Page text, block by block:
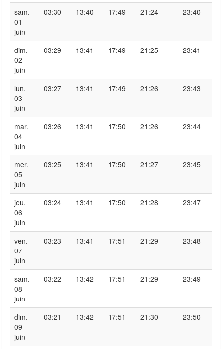
sam.
01
juin
03:30 13:40 17:49 21:24 23:40
dim.
02
juin
03:29 13:41 17:49 21:25 23:41
lun.
03
juin
03:27 13:41 17:49 21:26 23:43
mar.
04
juin
03:26 13:41 17:50 21:26 23:44
mer.
05
juin
03:25 13:41 17:50 21:27 23:45
jeu.
06
juin
03:24 13:41 17:50 21:28 23:47
ven.
07
juin
03:23 13:41 17:51 21:29 23:48
sam.
08
juin
03:22 13:42 17:51 21:29 23:49
dim.
09
juin
03:21 13:42 17:51 21:30 23:50